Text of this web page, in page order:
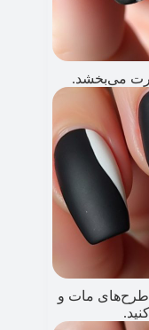
می‌بخشد.
طرح‌های مات و